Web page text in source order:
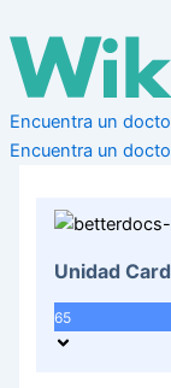
Encuentra un
Encuentra un
Unidad
65